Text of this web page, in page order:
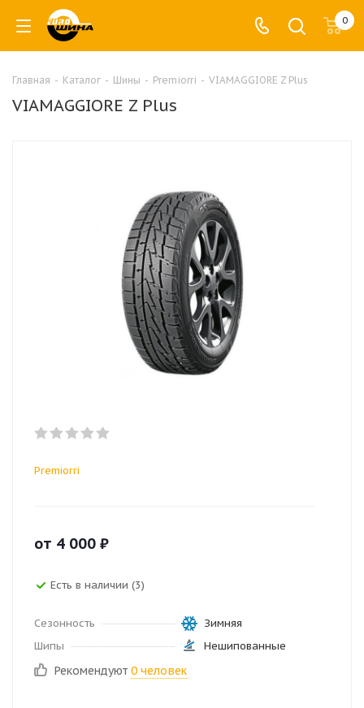
0
Главная - Каталог - Шины - Premiorri - VIAMAGGIORE Z Plus
VIAMAGGIORE Z Plus
Premiorri
от 4 000 ₽
Есть в наличии (3)
Сезонность
Зимняя
Шипы
Нешипованные
Рекомендуют 0 человек